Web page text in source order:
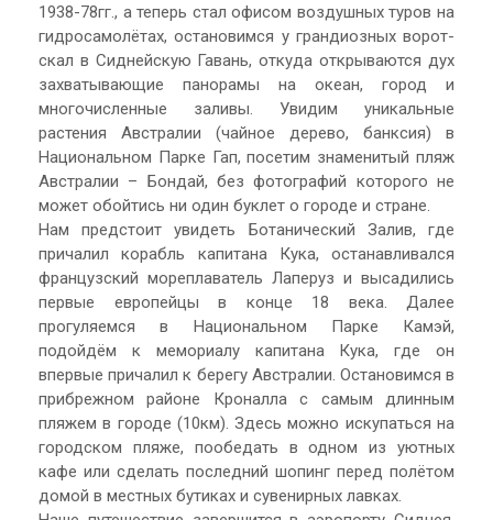
1938-78гг., а теперь стал офисом воздушных туров на
гидросамолётах, остановимся у грандиозных ворот-
скал в Сиднейскую Гавань, откуда открываются дух
захватывающие панорамы на океан, город и
многочисленные заливы. Увидим уникальные
растения Австралии (чайное дерево, банксия) в
Национальном Парке Гап, посетим знаменитый пляж
Австралии – Бондай, без фотографий которого не
может обойтись ни один буклет о городе и стране.
Нам предстоит увидеть Ботанический Залив, где
причалил корабль капитана Кука, останавливался
французский мореплаватель Лаперуз и высадились
первые европейцы в конце 18 века. Далее
прогуляемся в Национальном Парке Камэй,
подойдём к мемориалу капитана Кука, где он
впервые причалил к берегу Австралии. Остановимся в
прибрежном районе Кроналла с самым длинным
пляжем в городе (10км). Здесь можно искупаться на
городском пляже, пообедать в одном из уютных
кафе или сделать последний шопинг перед полётом
домой в местных бутиках и сувенирных лавках.